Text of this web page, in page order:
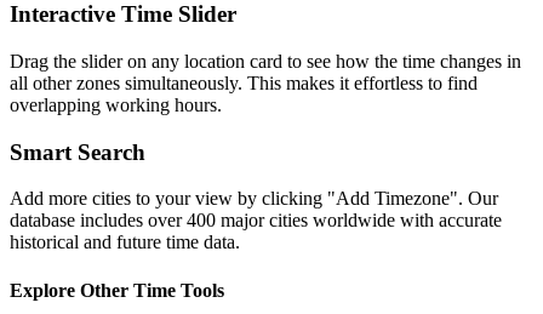
Interactive Time Slider
Drag the slider on any location card to see how the time changes in
all other zones simultaneously. This makes it effortless to find
overlapping working hours.
Smart Search
Add more cities to your view by clicking "Add Timezone". Our
database includes over 400 major cities worldwide with accurate
historical and future time data.
Explore Other Time Tools